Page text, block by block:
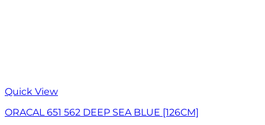
Quick View
ORACAL 651 562 DEEP SEA BLUE [126CM]